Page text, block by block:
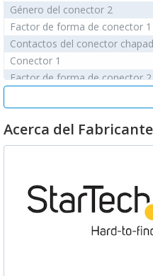
Género del conector 2
Factor de forma de conector 1
Contactos del conector
Conector 1
Factor de forma de conector 2
Acerca del Fabricante